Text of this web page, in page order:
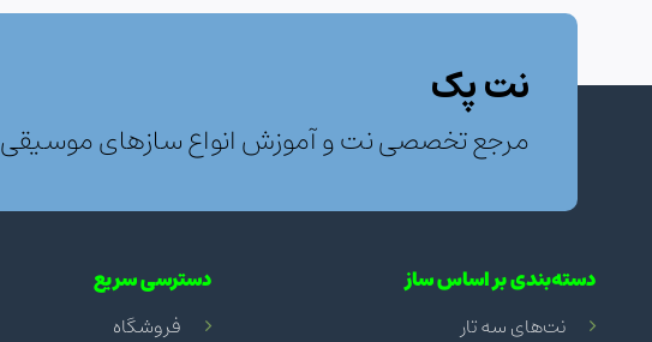
نت پک
مرجع تخصصی نت و آموزش انواع سازهای موسیقی
دسته‌بندی بر اساس ساز
نت‌های سه تار
دسترسی سریع
فروشگاه